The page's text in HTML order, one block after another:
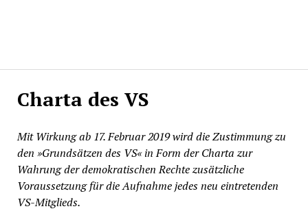
Charta des VS
Mit Wirkung ab 17. Februar 2019 wird die Zustimmung zu
den »Grundsätzen des VS« in Form der Charta zur
Wahrung der demokratischen Rechte zusätzliche
Voraussetzung für die Aufnahme jedes neu eintretenden
VS-Mitglieds.